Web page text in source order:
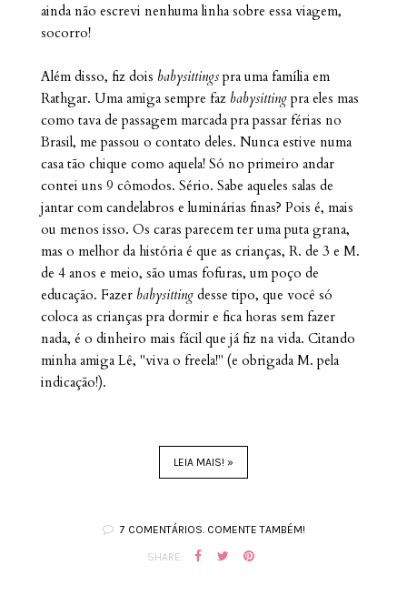
ainda não escrevi nenhuma linha sobre essa viagem,
socorro!
Além disso, fiz dois babysittings pra uma família em
Rathgar. Uma amiga sempre faz babysitting pra eles mas
como tava de passagem marcada pra passar férias no
Brasil, me passou o contato deles. Nunca estive numa
casa tão chique como aquela! Só no primeiro andar
contei uns 9 cômodos. Sério. Sabe aqueles salas de
jantar com candelabros e luminárias finas? Pois é, mais
ou menos isso. Os caras parecem ter uma puta grana,
mas o melhor da história é que as crianças, R. de 3 e M.
de 4 anos e meio, são umas fofuras, um poço de
educação. Fazer babysitting desse tipo, que você só
coloca as crianças pra dormir e fica horas sem fazer
nada, é o dinheiro mais fácil que já fiz na vida. Citando
minha amiga Lê, "viva o freela!" (e obrigada M. pela
indicação!).
LEIA MAIS! »
7 COMENTÁRIOS. COMENTE TAMBÉM!
SHARE: